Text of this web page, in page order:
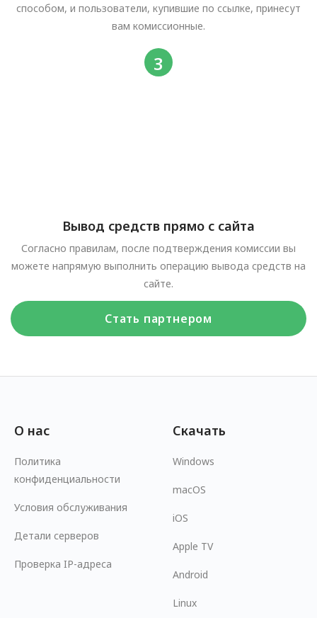
способом, и пользователи, купившие по ссылке, принесут
вам комиссионные.
Вывод средств прямо с сайта
Согласно правилам, после подтверждения комиссии вы
можете напрямую выполнить операцию вывода средств на
сайте.
Стать партнером
О нас
Политика
конфиденциальности
Условия обслуживания
Детали серверов
Проверка IP-адреса
Скачать
Windows
macOS
iOS
Apple TV
Android
Linux